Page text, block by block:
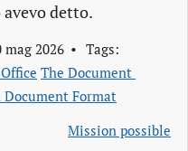
detto.
mag 2026
Tags:
The Document
Document Format
Mission possible